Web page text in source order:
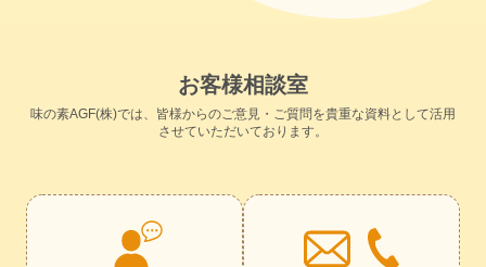
お客様相談室
味の素AGF(株)では、皆様からのご意見・ご質問を貴重な資料として活用
させていただいております。